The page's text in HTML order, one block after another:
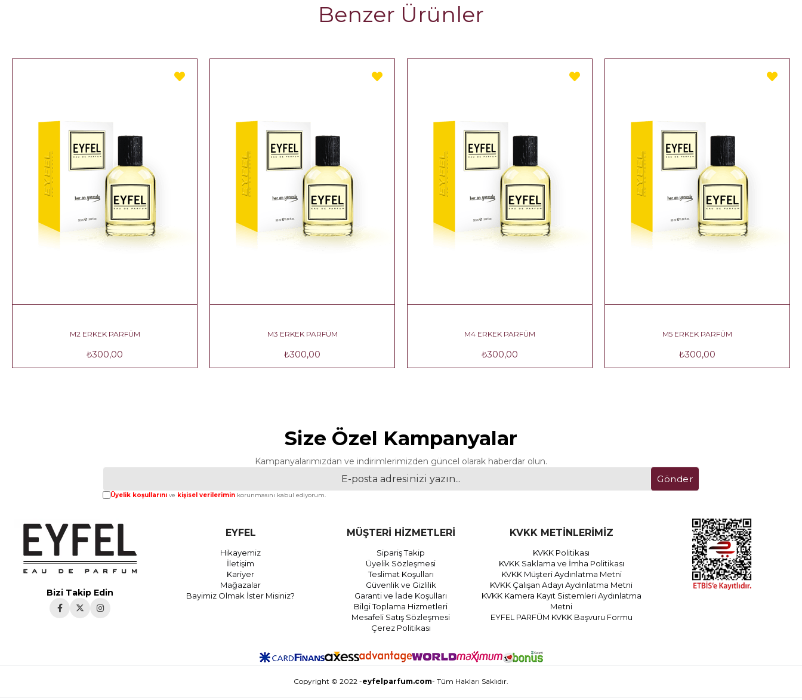
Benzer Ürünler
M2 ERKEK PARFÜM
₺300,00
M3 ERKEK PARFÜM
₺300,00
M4 ERKEK PARFÜM
₺300,00
M5 ERKEK PARFÜM
₺300,00
Size Özel Kampanyalar
Kampanyalarımızdan ve indirimlerimizden güncel olarak haberdar olun.
Gönder
Üyelik koşullarını ve kişisel verilerimin korunmasını kabul ediyorum.
Bizi Takip Edin
EYFEL
Hikayemiz
İletişim
Kariyer
Mağazalar
Bayimiz Olmak İster Misiniz?
MÜŞTERİ HİZMETLERİ
Sipariş Takip
Üyelik Sözleşmesi
Teslimat Koşulları
Güvenlik ve Gizlilik
Garanti ve İade Koşulları
Bilgi Toplama Hizmetleri
Mesafeli Satış Sözleşmesi
Çerez Politikası
KVKK METİNLERİMİZ
KVKK Politikası
KVKK Saklama ve İmha Politikası
KVKK Müşteri Aydınlatma Metni
KVKK Çalışan Adayı Aydınlatma Metni
KVKK Kamera Kayıt Sistemleri Aydınlatma
Metni
EYFEL PARFÜM KVKK Başvuru Formu
Copyright © 2022 -eyfelparfum.com- Tüm Hakları Saklıdır.